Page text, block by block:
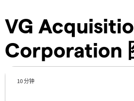
VG
Corporation
10 分钟